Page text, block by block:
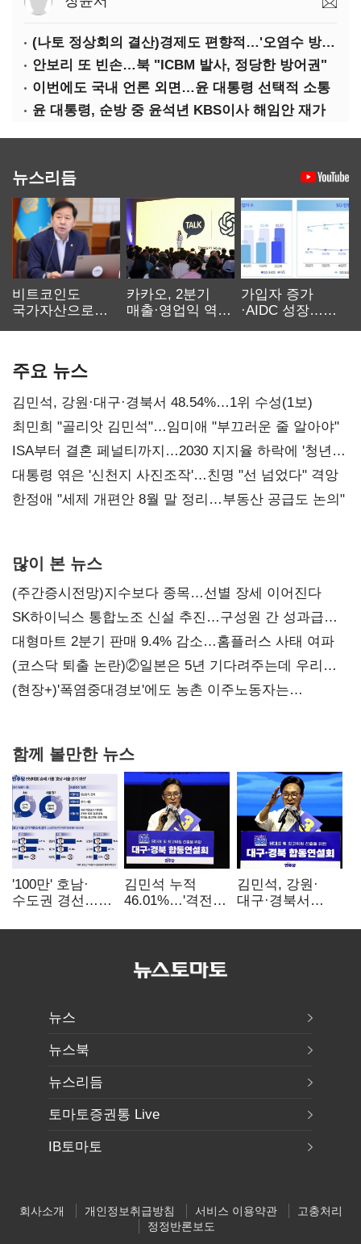
(나토 정상회의 결산)경제도 편향적…'오염수 방류'만 용인
안보리 또 빈손…북 "ICBM 발사, 정당한 방어권"
이번에도 국내 언론 외면…윤 대통령 선택적 소통
윤 대통령, 순방 중 윤석년 KBS이사 해임안 재가
뉴스리듬
비트코인도
국가자산으로…'
카카오, 2분기
매출·영업익 역대
가입자 증가
·AIDC 성장…
주요 뉴스
김민석, 강원·대구·경북서 48.54%…1위 수성(1보)
최민희 "골리앗 김민석"…임미애 "부끄러운 줄 알아야"
ISA부터 결혼 페널티까지…2030 지지율 하락에 '청년
챙기기'
대통령 엮은 '신천지 사진조작'…친명 "선 넘었다" 격앙
한정애 "세제 개편안 8월 말 정리…부동산 공급도 논의"
많이 본 뉴스
(주간증시전망)지수보다 종목…선별 장세 이어진다
SK하이닉스 통합노조 신설 추진…구성원 간 성과급
불만 확산
대형마트 2분기 판매 9.4% 감소…홈플러스 사태 여파
(코스닥 퇴출 논란)②일본은 5년 기다려주는데 우리는
당장 퇴출?…시간만으론 부족한 코스닥 구하기
(현장+)'폭염중대경보'에도 농촌 이주노동자는
함께 볼만한 뉴스
'100만' 호남·
수도권 경선…
김민석 누적
46.01%…'격전지'
지켰다(2보)
김민석, 강원·
대구·경북서
수성(1보)
뉴스
뉴스북
뉴스리듬
토마토증권통 Live
IB토마토
회사소개 개인정보취급방침 서비스 이용약관
고충처리
정정반론보도